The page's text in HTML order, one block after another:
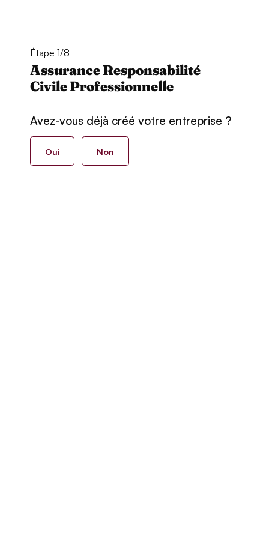
Étape 1/8
Assurance Responsabilité
Civile Professionnelle
Avez-vous déjà créé votre entreprise ?
Oui Non